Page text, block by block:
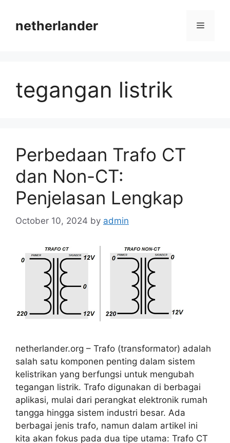
contentnetherlander Menu
tegangan listrik
Perbedaan Trafo CT
dan Non-CT:
Penjelasan Lengkap
October 10, 2024 by admin
netherlander.org – Trafo (transformator) adalah
salah satu komponen penting dalam sistem
kelistrikan yang berfungsi untuk mengubah
tegangan listrik. Trafo digunakan di berbagai
aplikasi, mulai dari perangkat elektronik rumah
tangga hingga sistem industri besar. Ada
berbagai jenis trafo, namun dalam artikel ini
kita akan fokus pada dua tipe utama: Trafo CT